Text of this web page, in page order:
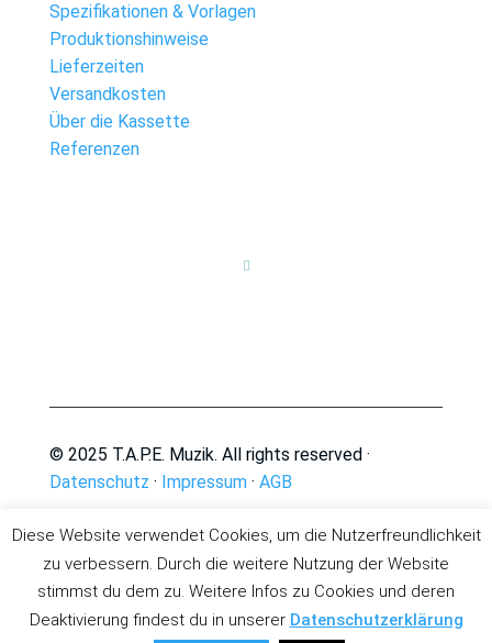
Spezifikationen & Vorlagen
Produktionshinweise
Lieferzeiten
Versandkosten
Über die Kassette
Referenzen

© 2025 T.A.P.E. Muzik. All rights reserved ·
Datenschutz · Impressum· AGB
Diese Website verwendet Cookies, um die Nutzerfreundlichkeit
zu verbessern. Durch die weitere Nutzung der Website
stimmst du dem zu. Weitere Infos zu Cookies und deren
Deaktivierung findest du in unserer Datenschutzerklärung
Deutsch English (Englisch)